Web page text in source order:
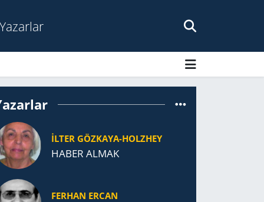
Yazarlar
İLTER GÖZKAYA-HOLZHEY
HABER ALMAK
FERHAN ERCAN